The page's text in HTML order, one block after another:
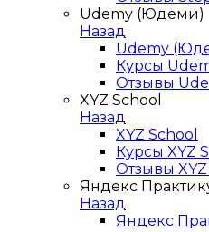
Udemy (Юдеми)
Назад
Udemy
Курсы
Отзывы
XYZ School
Назад
XYZ School
Курсы XYZ
Отзывы XYZ
Яндекс
Назад
Яндекс